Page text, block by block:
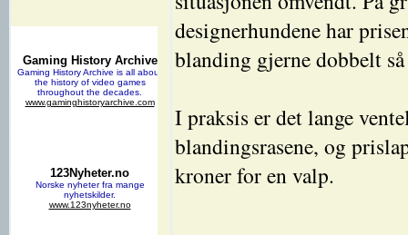
designerhundene har
blanding gjerne dobbelt
I praksis er det lange
blandingsrasene, og
kroner for en valp.